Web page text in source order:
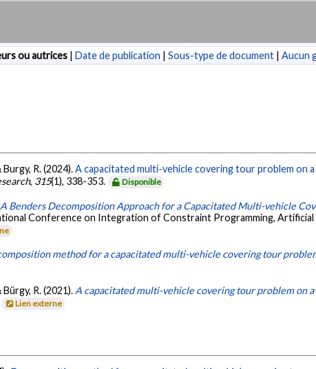
ou autrices | Date de publication | Sous-type de document | Aucun
Burgy, R. (2024).A capacitated multi-vehicle covering tour problem on
, 315(1), 338-353. Disponible
A Benders Decomposition Approach for a Capacitated Multi-vehicle
Conference on Integration of Constraint Programming, Artificial
method for a capacitated multi-vehicle covering tour
R. (2021). A capacitated multi-vehicle covering tour problem on
Lien externe